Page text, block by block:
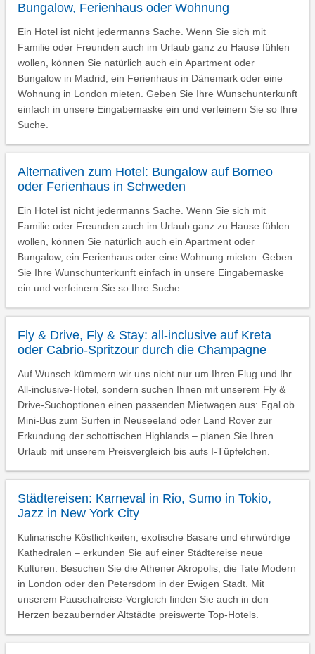
Bungalow, Ferienhaus oder Wohnung
Ein Hotel ist nicht jedermanns Sache. Wenn Sie sich mit
Familie oder Freunden auch im Urlaub ganz zu Hause fühlen
wollen, können Sie natürlich auch ein Apartment oder
Bungalow in Madrid, ein Ferienhaus in Dänemark oder eine
Wohnung in London mieten. Geben Sie Ihre Wunschunterkunft
einfach in unsere Eingabemaske ein und verfeinern Sie so Ihre
Suche.
Alternativen zum Hotel: Bungalow auf Borneo
oder Ferienhaus in Schweden
Ein Hotel ist nicht jedermanns Sache. Wenn Sie sich mit
Familie oder Freunden auch im Urlaub ganz zu Hause fühlen
wollen, können Sie natürlich auch ein Apartment oder
Bungalow, ein Ferienhaus oder eine Wohnung mieten. Geben
Sie Ihre Wunschunterkunft einfach in unsere Eingabemaske
ein und verfeinern Sie so Ihre Suche.
Fly & Drive, Fly & Stay: all-inclusive auf Kreta
oder Cabrio-Spritzour durch die Champagne
Auf Wunsch kümmern wir uns nicht nur um Ihren Flug und Ihr
All-inclusive-Hotel, sondern suchen Ihnen mit unserem Fly &
Drive-Suchoptionen einen passenden Mietwagen aus: Egal ob
Mini-Bus zum Surfen in Neuseeland oder Land Rover zur
Erkundung der schottischen Highlands – planen Sie Ihren
Urlaub mit unserem Preisvergleich bis aufs I-Tüpfelchen.
Städtereisen: Karneval in Rio, Sumo in Tokio,
Jazz in New York City
Kulinarische Köstlichkeiten, exotische Basare und ehrwürdige
Kathedralen – erkunden Sie auf einer Städtereise neue
Kulturen. Besuchen Sie die Athener Akropolis, die Tate Modern
in London oder den Petersdom in der Ewigen Stadt. Mit
unserem Pauschalreise-Vergleich finden Sie auch in den
Herzen bezaubernder Altstädte preiswerte Top-Hotels.